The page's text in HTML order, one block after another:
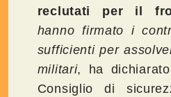
reclutati per il
hanno firmato i
sufficienti per
militari, ha
Consiglio di